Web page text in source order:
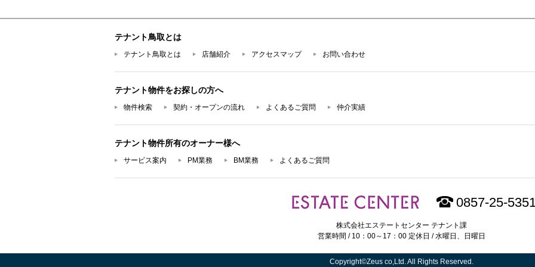
テナント鳥取とは
テナント鳥取とは 店舗紹介 アクセスマップ お問い合わせ
テナント物件をお探しの方へ
物件検索 契約・オープンの流れ よくあるご質問 仲介実績
テナント物件所有のオーナー様へ
サービス案内 PM業務 BM業務 よくあるご質問
0857-25-
株式会社エステートセンター テナント課
営業時間 / 10：00～17：00 定休日 / 水曜日、日曜日
Copyright©Zeus co,Ltd. All Rights Reserved.